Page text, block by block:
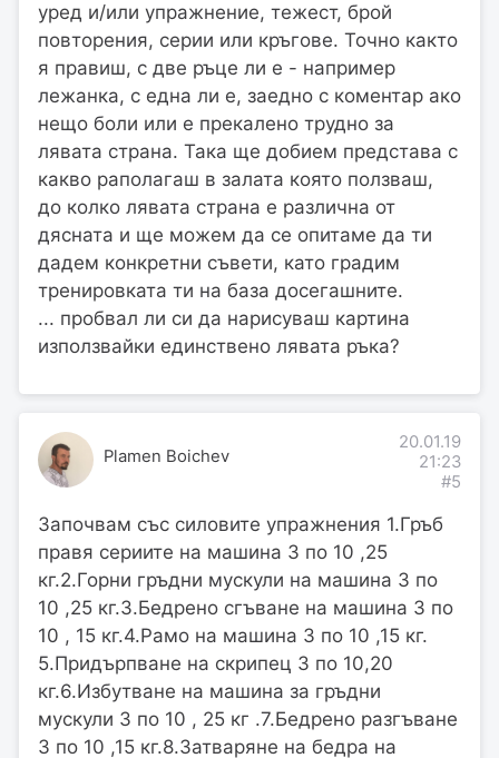
уред и/или упражнение, тежест, брой
повторения, серии или кръгове. Точно както
я правиш, с две ръце ли е - например
лежанка, с една ли е, заедно с коментар ако
нещо боли или е прекалено трудно за
лявата страна. Така ще добием представа с
какво раполагаш в залата която ползваш,
до колко лявата страна е различна от
дясната и ще можем да се опитаме да ти
дадем конкретни съвети, като градим
тренировката ти на база досегашните.
... пробвал ли си да нарисуваш картина
използвайки единствено лявата ръка?
Plamen Boichev
20.01.19
21:23
#5
Започвам със силовите упражнения 1.Гръб
правя сериите на машина 3 по 10 ,25
кг.2.Горни гръдни мускули на машина 3 по
10 ,25 кг.3.Бедрено сгъване на машина 3 по
10 , 15 кг.4.Рамо на машина 3 по 10 ,15 кг.
5.Придърпване на скрипец 3 по 10,20
кг.6.Избутване на машина за гръдни
мускули 3 по 10 , 25 кг .7.Бедрено разгъване
3 по 10 ,15 кг.8.Затваряне на бедра на